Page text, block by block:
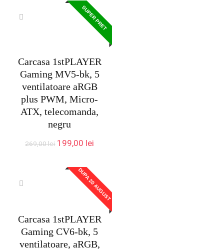
fost:
299,00 lei.
269,00 lei.
SUPER PRET
Carcasa 1stPLAYER
Gaming MV5-bk, 5
ventilatoare aRGB
plus PWM, Micro-
ATX, telecomanda,
negru
269,00lei Prețul
fost:
269,00 lei.
199,00 lei
199,00 lei.
DUPA 20 AUGUST
Carcasa 1stPLAYER
Gaming CV6-bk, 5
ventilatoare, aRGB,